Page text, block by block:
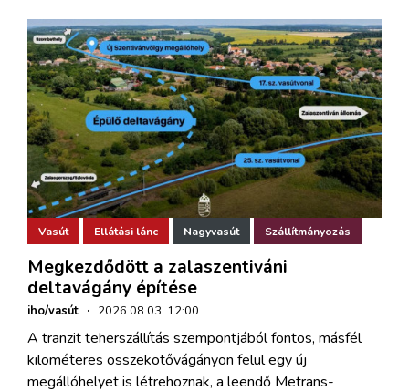
Vasút Ellátási lánc Nagyvasút Szállítmányozás
Megkezdődött a zalaszentiváni
deltavágány építése
iho/vasút · 2026.08.03. 12:00
A tranzit teherszállítás szempontjából fontos, másfél
kilométeres összekötővágányon felül egy új
megállóhelyet is létrehoznak, a leendő Metrans-